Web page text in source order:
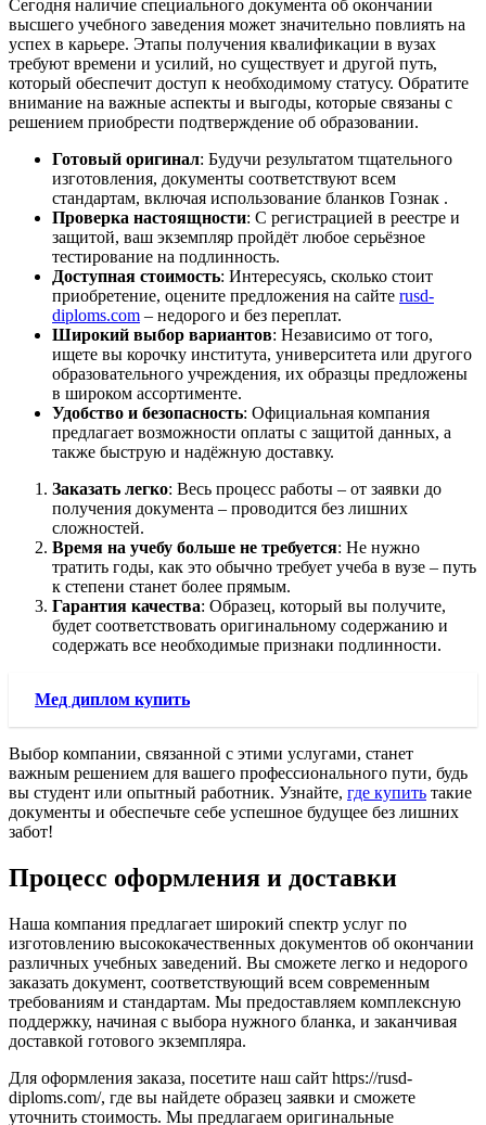
Сегодня наличие специального документа об окончании
высшего учебного заведения может значительно повлиять на
успех в карьере. Этапы получения квалификации в вузах
требуют времени и усилий, но существует и другой путь,
который обеспечит доступ к необходимому статусу. Обратите
внимание на важные аспекты и выгоды, которые связаны с
решением приобрести подтверждение об образовании.
Готовый оригинал: Будучи результатом тщательного
изготовления, документы соответствуют всем
стандартам, включая использование бланков Гознак .
Проверка настоящности: С регистрацией в реестре и
защитой, ваш экземпляр пройдёт любое серьёзное
тестирование на подлинность.
Доступная стоимость: Интересуясь, сколько стоит
приобретение, оцените предложения на сайте rusd-
diploms.com – недорого и без переплат.
Широкий выбор вариантов: Независимо от того,
ищете вы корочку института, университета или другого
образовательного учреждения, их образцы предложены
в широком ассортименте.
Удобство и безопасность: Официальная компания
предлагает возможности оплаты с защитой данных, а
также быструю и надёжную доставку.
Заказать легко: Весь процесс работы – от заявки до
получения документа – проводится без лишних
сложностей.
Время на учебу больше не требуется: Не нужно
тратить годы, как это обычно требует учеба в вузе – путь
к степени станет более прямым.
Гарантия качества: Образец, который вы получите,
будет соответствовать оригинальному содержанию и
содержать все необходимые признаки подлинности.
Мед диплом купить
Выбор компании, связанной с этими услугами, станет
важным решением для вашего профессионального пути, будь
вы студент или опытный работник. Узнайте, где купить такие
документы и обеспечьте себе успешное будущее без лишних
забот!
Процесс оформления и доставки
Наша компания предлагает широкий спектр услуг по
изготовлению высококачественных документов об окончании
различных учебных заведений. Вы сможете легко и недорого
заказать документ, соответствующий всем современным
требованиям и стандартам. Мы предоставляем комплексную
поддержку, начиная с выбора нужного бланка, и заканчивая
доставкой готового экземпляра.
Для оформления заказа, посетите наш сайт https://rusd-
diploms.com/, где вы найдете образец заявки и сможете
уточнить стоимость. Мы предлагаем оригинальные